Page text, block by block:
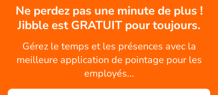
Ne perdez pas une minute de plus !
Jibble est GRATUIT pour toujours.
Gérez le temps et les présences avec la
meilleure application de pointage pour les
employés...